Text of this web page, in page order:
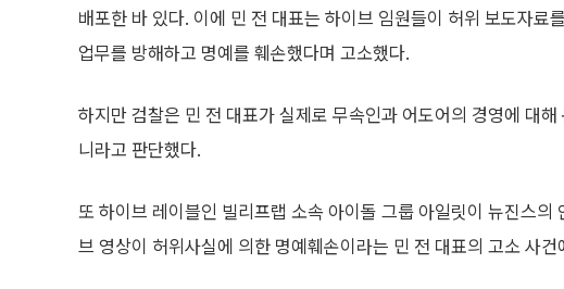
배포한 바 있다. 이에 민 전 대표는 하이브 임원들이 허위 보도자료
업무를 방해하고 명예를 훼손했다며 고소했다.
하지만 검찰은 민 전 대표가 실제로 무속인과 어도어의 경영에 대
니라고 판단했다.
또 하이브 레이블인 빌리프랩 소속 아이돌 그룹 아일릿이 뉴진스
브 영상이 허위사실에 의한 명예훼손이라는 민 전 대표의 고소 사